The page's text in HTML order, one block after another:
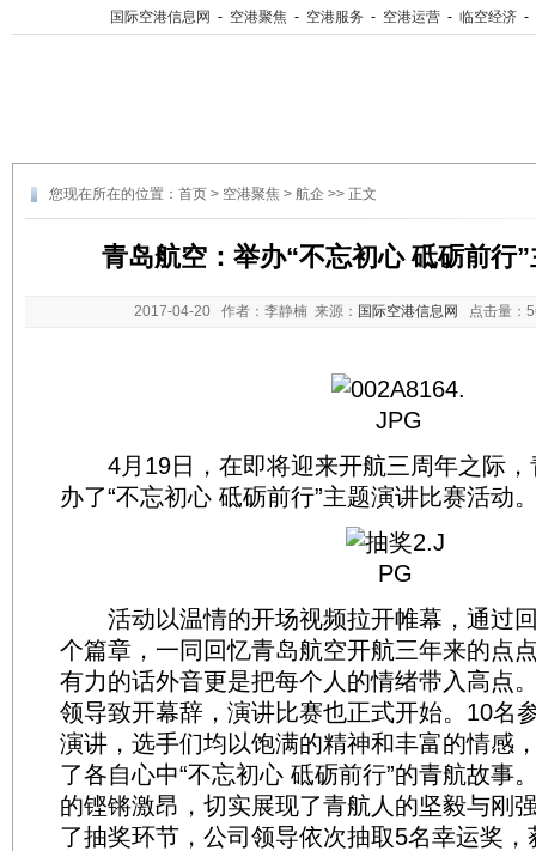
国际空港信息网 - 空港聚焦 - 空港服务 - 空港运营 - 临空经济 -
您现在所在的位置： 首页 > 空港聚焦 > 航企 >> 正文
青岛航空：举办“不忘初心 砥砺前行
2017-04-20 作者：李静楠 来源： 国际空港信息网 点击量：
4月19日，在即将迎来开航三周年之际，
办了“不忘初心 砥砺前行”主题演讲比赛活动
活动以温情的开场视频拉开帷幕，通过
个篇章，一同回忆青岛航空开航三年来的点
有力的话外音更是把每个人的情绪带入高点
领导致开幕辞，演讲比赛也正式开始。10名
演讲，选手们均以饱满的精神和丰富的情感
了各自心中“不忘初心 砥砺前行”的青航故事
的铿锵激昂，切实展现了青航人的坚毅与刚
了抽奖环节，公司领导依次抽取5名幸运奖